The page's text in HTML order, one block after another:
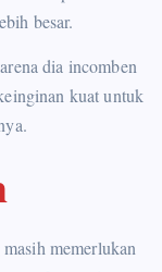
besar.
dia incomben
kuat untuk
memerlukan